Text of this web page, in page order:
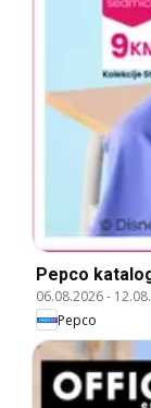
Pepco
06.08.2026-
Pepco